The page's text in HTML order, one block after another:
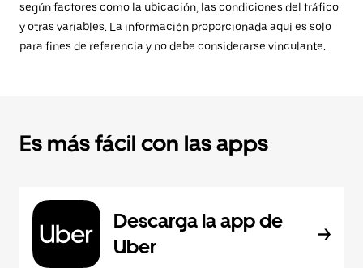
según factores como la ubicación, las condiciones del tráfico
y otras variables. La información proporcionada aquí es solo
para fines de referencia y no debe considerarse vinculante.
Es más fácil con las apps
Descarga la app de
Uber